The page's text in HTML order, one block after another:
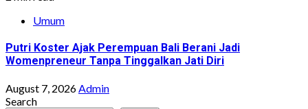
Umum
Putri Koster Ajak Perempuan Bali Berani Jadi
Womenpreneur Tanpa Tinggalkan Jati Diri
August 7, 2026Admin
Search